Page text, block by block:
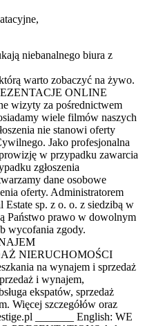
niebanalnego biura z
warto zobaczyć na żywo.
ONLINE
wizyty za pośrednictwem
wiele filmów naszych
nie stanowi oferty
Jako profesjonalna
w przypadku zawarcia
zgłoszenia
dane osobowe
oferty. Administratorem
Estate sp. z o. o. z siedzibą w
Państwo prawo w dowolnym
wycofania zgody.
NIERUCHOMOŚCI
na wynajem i sprzedaż
i wynajem,
ekspatów, sprzedaż
Więcej szczegółów oraz
_______ English: WE